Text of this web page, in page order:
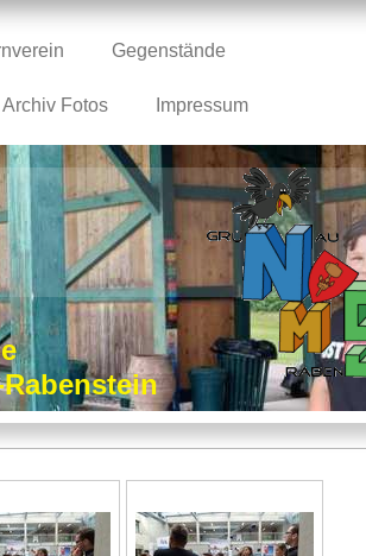
Gegenstände
Archiv Fotos Impressum
Rabenstein